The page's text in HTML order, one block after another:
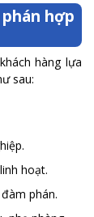
hợp
hàng lựa
sau:
hoạt.
phán.